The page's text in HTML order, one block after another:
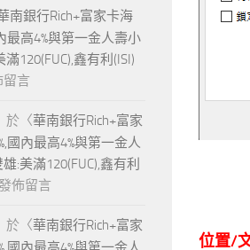
位置/
南銀行Rich+富家卡海
最高4%與第一金人壽小
120(FUC),鑫有利(ISI)
留言
於〈華南銀行Rich+富家
國內最高4%與第一金人
:美滿120(FUC),鑫有利
佈留言
於〈華南銀行Rich+富家